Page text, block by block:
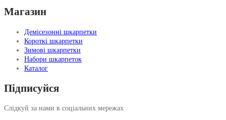
Магазин
Демісезонні шкарпетки
Короткі шкарпетки
Зимові шкарпетки
Набори шкарпеток
Каталог
Підписуйся
Слідкуй за нами в соціальних мережах